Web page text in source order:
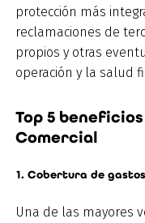
protección más
reclamaciones de
propios y otras
operación y la salud
Top 5
Comercial
1. Cobertura de
Una de las mayores